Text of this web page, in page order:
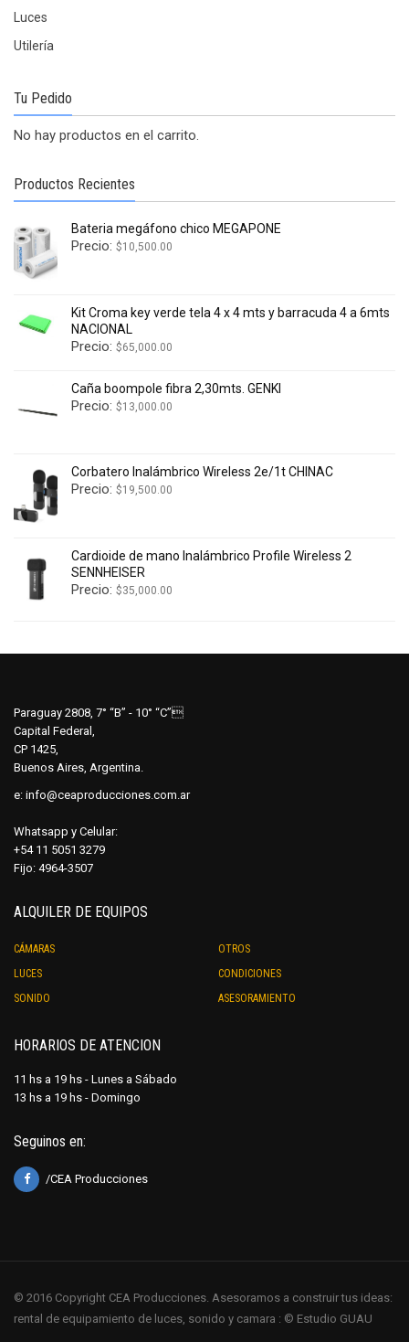
Luces
Utilería
Tu Pedido
No hay productos en el carrito.
Productos Recientes
Bateria megáfono chico MEGAPONE
Precio: $10,500.00
Kit Croma key verde tela 4 x 4 mts y barracuda 4 a 6mts
NACIONAL
Precio: $65,000.00
Caña boompole fibra 2,30mts. GENKI
Precio: $13,000.00
Corbatero Inalámbrico Wireless 2e/1t CHINAC
Precio: $19,500.00
Cardioide de mano Inalámbrico Profile Wireless 2
SENNHEISER
Precio: $35,000.00
Paraguay 2808, 7° “B” - 10° “C”
Capital Federal,
CP 1425,
Buenos Aires, Argentina.
e: info@ceaproducciones.com.ar
Whatsapp y Celular:
+54 11 5051 3279
Fijo: 4964-3507
ALQUILER DE EQUIPOS
CÁMARAS
LUCES
SONIDO
OTROS
CONDICIONES
ASESORAMIENTO
HORARIOS DE ATENCION
11 hs a 19 hs - Lunes a Sábado
13 hs a 19 hs - Domingo
Seguinos en:
/CEA Producciones
© 2016 Copyright CEA Producciones. Asesoramos a construir tus ideas:
rental de equipamiento de luces, sonido y camara : © Estudio GUAU